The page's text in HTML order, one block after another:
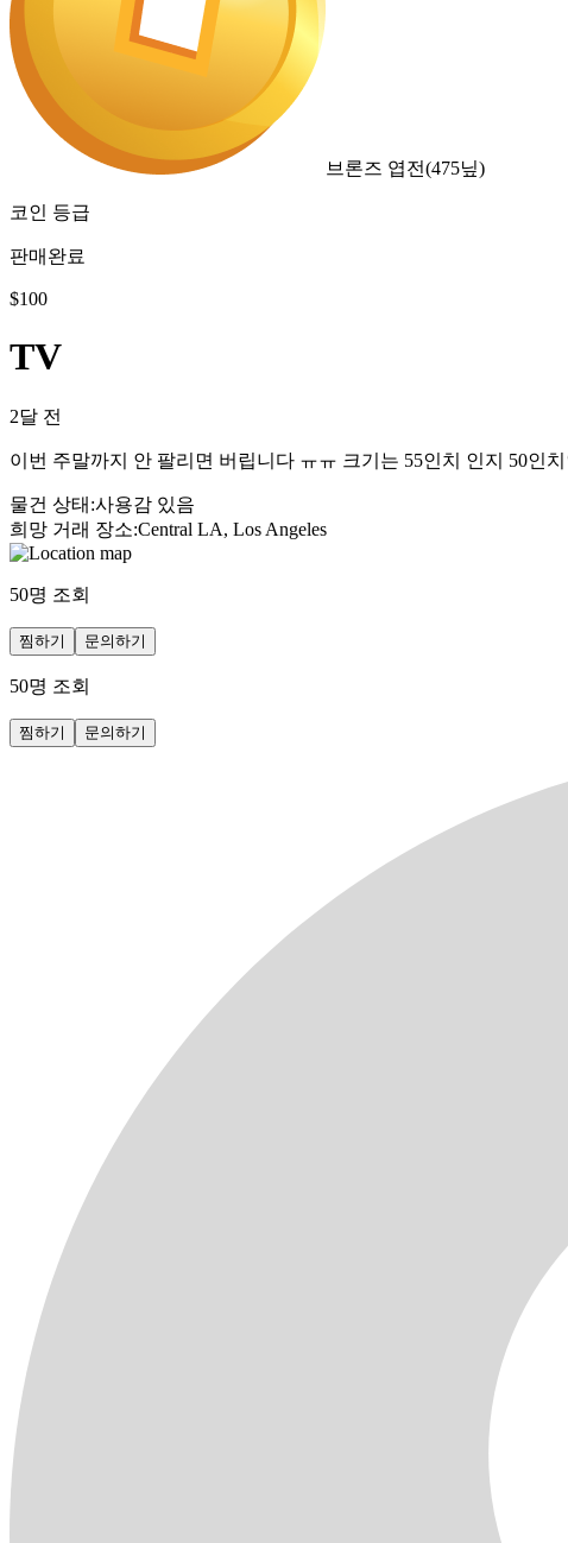
브론즈 엽전(475닢)
코인 등급
판매완료
$100
TV
2달 전
이번 주말까지 안 팔리면 버립니다 ㅠㅠ 크기는 55인치 인지 50인
물건 상태 :사용감 있음
희망 거래 장소:Central LA, Los Angeles
50명 조회
찜하기 문의하기
50명 조회
찜하기 문의하기